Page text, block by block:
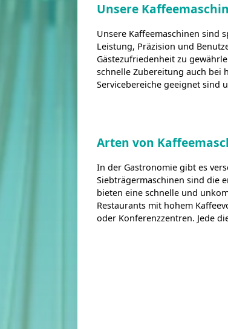
Unsere
Unsere Kaffeemaschinen sind
Leistung, Präzision und
Gästezufriedenheit zu
schnelle Zubereitung auch bei
Servicebereiche geeignet sind
Arten von
In der Gastronomie gibt es
Siebträgermaschinen sind die
bieten eine schnelle und
Restaurants mit hohem
oder Konferenzzentren. Jede